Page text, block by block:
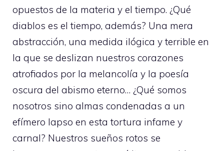
opuestos de la materia y el tiempo. ¿Qué
diablos es el tiempo, además? Una mera
abstracción, una medida ilógica y terrible en
la que se deslizan nuestros corazones
atrofiados por la melancolía y la poesía
oscura del abismo eterno… ¿Qué somos
nosotros sino almas condenadas a un
efímero lapso en esta tortura infame y
carnal? Nuestros sueños rotos se